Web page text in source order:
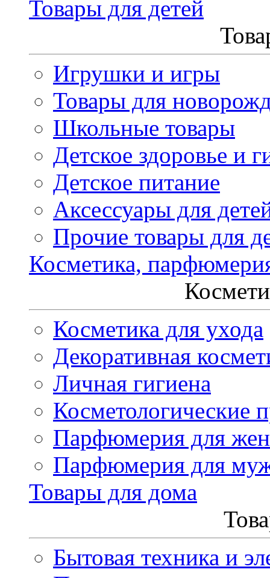
Товары для детей
Игрушки и игры
Товары для
Школьные товары
Детское здоровье и
Детское питание
Аксессуары для
Прочие товары для
Косметика,
Косметика для ухода
Декоративная
Личная гигиена
Косметологические
Парфюмерия для
Парфюмерия для
Товары для дома
Бытовая техника и